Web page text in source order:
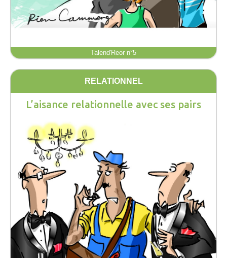
Talend'Reor n°5
RELATIONNEL
L’aisance relationnelle avec ses pairs